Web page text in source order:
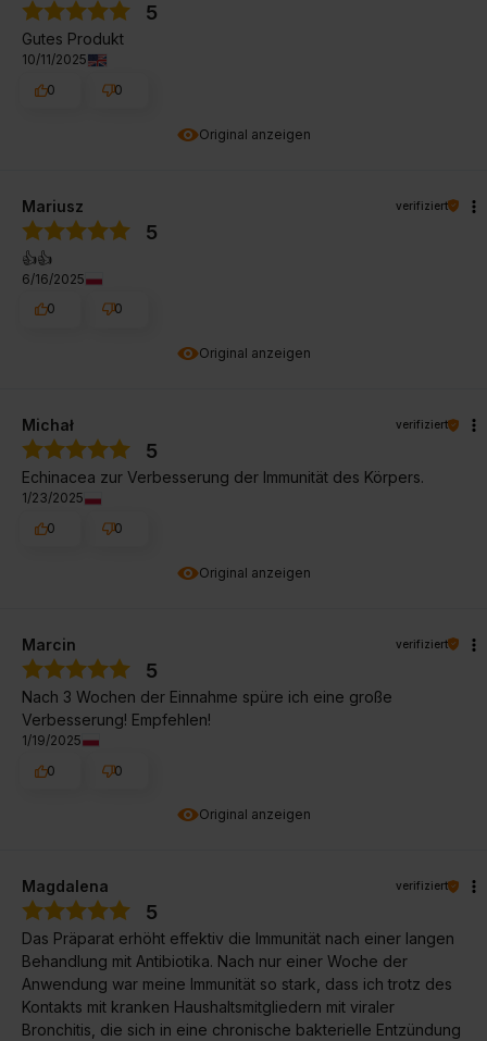
Original anzeigen
5
Gutes Produkt
10/11/2025
0
0
Original anzeigen
Mariusz verifiziert
5
👍️👍️
6/16/2025
0
0
Original anzeigen
Michał verifiziert
5
Echinacea zur Verbesserung der Immunität des Körpers.
1/23/2025
0
0
Original anzeigen
Marcin verifiziert
5
Nach 3 Wochen der Einnahme spüre ich eine große
Verbesserung! Empfehlen!
1/19/2025
0
0
Magdalena verifiziert
5
Das Präparat erhöht effektiv die Immunität nach einer langen
Behandlung mit Antibiotika. Nach nur einer Woche der
Anwendung war meine Immunität so stark, dass ich trotz des
Kontakts mit kranken Haushaltsmitgliedern mit viraler
Bronchitis, die sich in eine chronische bakterielle Entzündung